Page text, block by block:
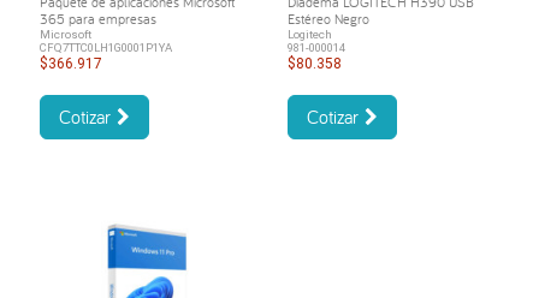
365 para empresas
Microsoft
CFQ7TTC0LH1G0001P1YA
$366.917
Cotizar
Estéreo Negro
Logitech
981-000014
$80.358
Cotizar